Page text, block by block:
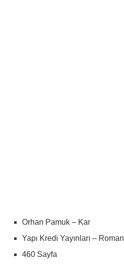
Orhan Pamuk – Kar
Yapı Kredi Yayınları – Roman
460 Sayfa